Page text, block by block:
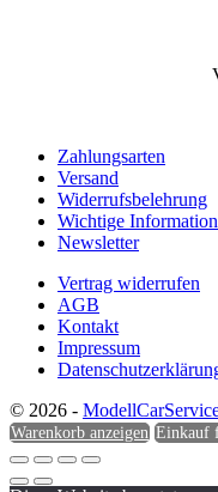
Zahlungsarten
Versand
Widerrufsbelehrung
Wichtige
Newsletter
Vertrag widerrufen
AGB
Kontakt
Impressum
© 2026 -
Warenkorb anzeigen Einkauf